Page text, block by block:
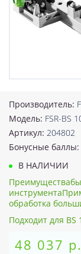
Производитель:
Модель: FSR-BS
Артикул: 204802
Бонусные баллы:
В НАЛИЧИИ
обработка
Подходит для BS
48 037 р.